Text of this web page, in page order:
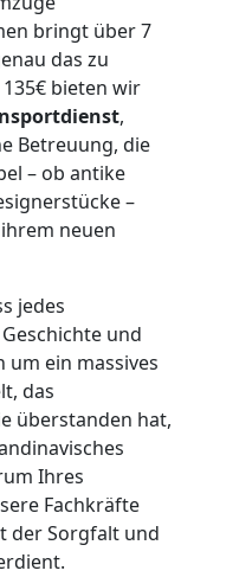
bringt über 7
das zu
bieten wir
,
Betreuung, die
– ob antike
–
neuen
jedes
und
um ein massives
das
überstanden hat,
Ihres
Fachkräfte
der Sorgfalt und